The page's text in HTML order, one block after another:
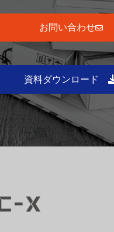
お問い合わせ
資料ダウンロード